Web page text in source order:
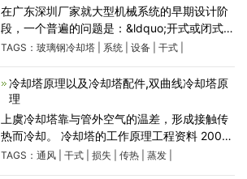
在广东深圳厂家就大型机械系统的早期设计阶
段，一个普遍的问题是：&ldquo;开式或闭式玻
璃钢冷却塔是否更适合该项目？&rdquo;在现
为工程师，安装人员和
TAGS： 玻璃钢冷却塔| 系统| 设备| 干式|
冷却塔原理以及冷却塔配件,双曲线冷却塔原
理
上虞冷却塔靠与管外空气的温差，形成接触传
热而冷却。 冷却塔的工作原理工程资料 2008-
01-02 03:42:43 阅读268 评论0 字号:大中小
TAGS： 通风| 干式| 损失 传热| 蒸发|